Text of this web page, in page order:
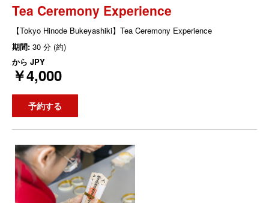
Tea Ceremony Experience
【Tokyo Hinode Bukeyashiki】Tea Ceremony Experience
期間: 30 分 (約)
から JPY
￥4,000
予約する